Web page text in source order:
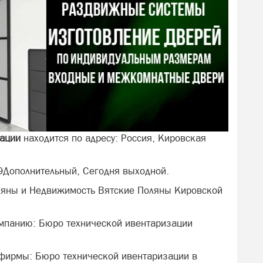
находится по адресу: Россия, Кировская
Сегодня выходной.
и Недвижимость Вятские Поляны Кировской
Бюро технической ивентаризации
Бюро технической ивентаризации в